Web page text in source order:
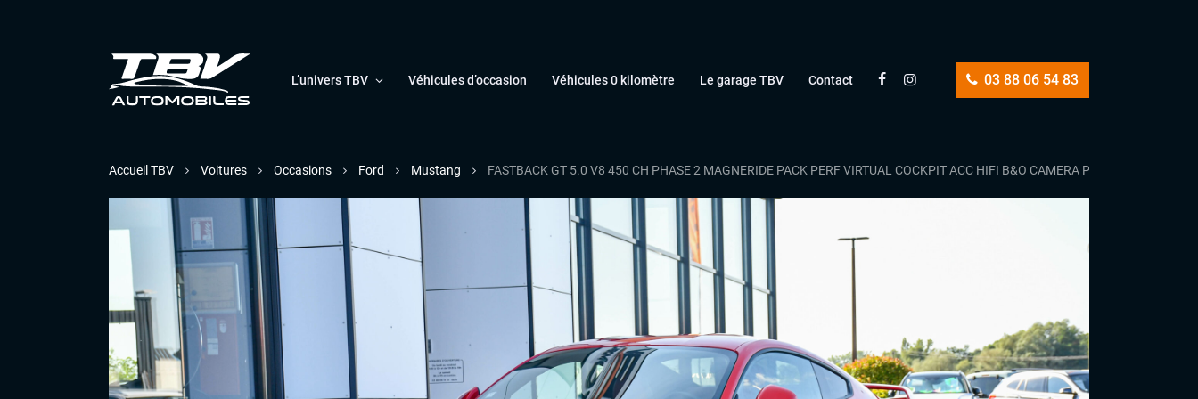
03 88 06 54 83
L’univers TBV Véhicules d’occasion Véhicules 0 kilomètre Le garage TBV Contact
Accueil TBV Voitures Occasions Ford Mustang FASTBACK GT 5.0 V8 450 CH PHASE 2 MAGNERIDE PACK PERF VIRTUAL COCKPIT ACC HIFI B&O CAMERA PACK PREMIUM